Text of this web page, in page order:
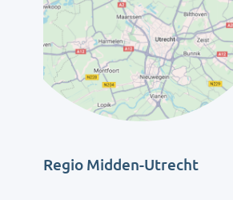
Regio Midden-Utrecht